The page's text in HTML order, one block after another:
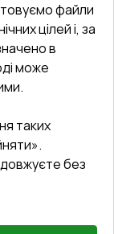
60 кв. 61
файли
цілей і, за
в
може
таких
без